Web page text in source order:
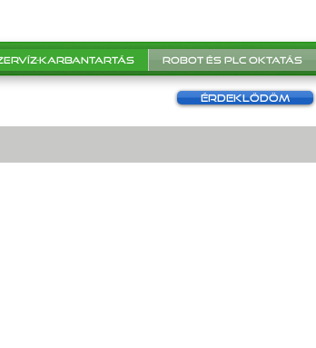
karbantartás Robot és PLC oktatás
Érdeklődöm